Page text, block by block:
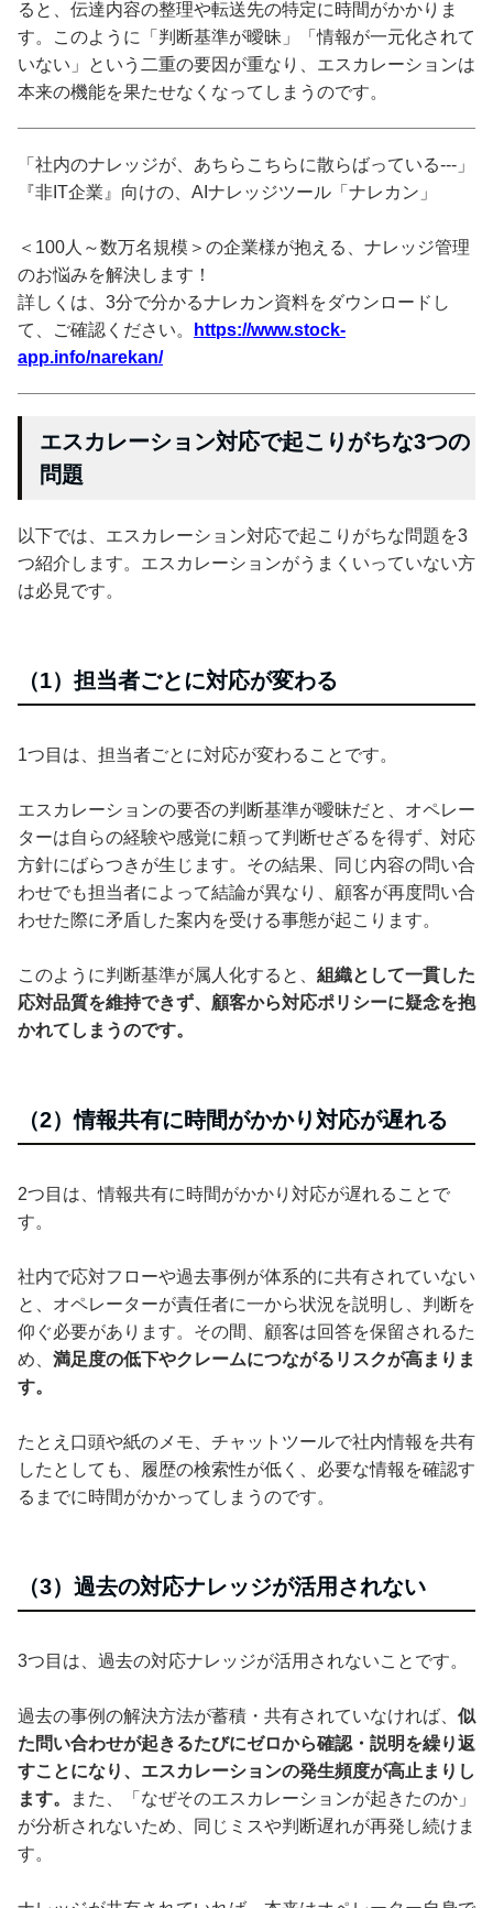
ると、伝達内容の整理や転送先の特定に時間がかかりま
す。このように「判断基準が曖昧」「情報が一元化されて
いない」という二重の要因が重なり、エスカレーションは
本来の機能を果たせなくなってしまうのです。
「社内のナレッジが、あちらこちらに散らばっている---」
『非IT企業』向けの、AIナレッジツール「ナレカン」
＜100人～数万名規模＞の企業様が抱える、ナレッジ管理
のお悩みを解決します！
詳しくは、3分で分かるナレカン資料をダウンロードし
て、ご確認ください。
https://www.stock-
app.info/narekan/
エスカレーション対応で起こりがちな3つの
問題
以下では、エスカレーション対応で起こりがちな問題を3
つ紹介します。エスカレーションがうまくいっていない方
は必見です。
（1）担当者ごとに対応が変わる
1つ目は、担当者ごとに対応が変わることです。
エスカレーションの要否の判断基準が曖昧だと、オペレー
ターは自らの経験や感覚に頼って判断せざるを得ず、対応
方針にばらつきが生じます。その結果、同じ内容の問い合
わせでも担当者によって結論が異なり、顧客が再度問い合
わせた際に矛盾した案内を受ける事態が起こります。
このように判断基準が属人化すると、 組織として一貫した
応対品質を維持できず、顧客から対応ポリシーに疑念を抱
かれてしまうのです。
（2）情報共有に時間がかかり対応が遅れる
2つ目は、情報共有に時間がかかり対応が遅れることで
す。
社内で応対フローや過去事例が体系的に共有されていない
と、オペレーターが責任者に一から状況を説明し、判断を
仰ぐ必要があります。その間、顧客は回答を保留されるた
め、 満足度の低下やクレームにつながるリスクが高まりま
す。
たとえ口頭や紙のメモ、チャットツールで社内情報を共有
したとしても、履歴の検索性が低く、必要な情報を確認す
るまでに時間がかかってしまうのです。
（3）過去の対応ナレッジが活用されない
3つ目は、過去の対応ナレッジが活用されないことです。
過去の事例の解決方法が蓄積・共有されていなければ、 似
た問い合わせが起きるたびにゼロから確認・説明を繰り返
すことになり、エスカレーションの発生頻度が高止まりし
ます。
また、「なぜそのエスカレーションが起きたのか」
が分析されないため、同じミスや判断遅れが再発し続けま
す。